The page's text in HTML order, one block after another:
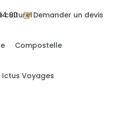
culturel
Compostelle
Ictus Voyages
80 Demander un devis
SAINTE